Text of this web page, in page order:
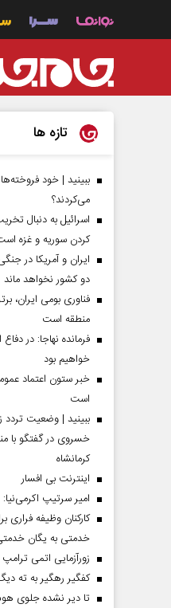
تازه ها
ببینید | خود
می‌کردند؟
اسرائیل به دنبال
کردن سوریه و غزه
ایران و آمریکا در
دو کشور نخواهد ماند
فناوری بومی ایران،
منطقه است
فرمانده نهاجا: در
خواهیم بود
خبر ستون اعتماد
است
ببینید | وضعیت تردد
خسروی در گفتگو با
کرمانشاه
اینترنت بی افسار
امیر سرتیپ
کارکنان وظیفه
خدمتی به یگان
زورآزمایی اتمی ترامپ
کفگیر رهگیر به ته